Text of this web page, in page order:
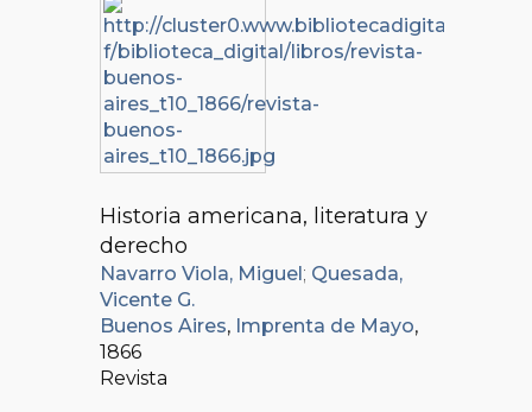
Historia americana, literatura y
derecho
Navarro Viola, Miguel ; Quesada,
Vicente G.
Buenos Aires, Imprenta de Mayo,
1866
Revista